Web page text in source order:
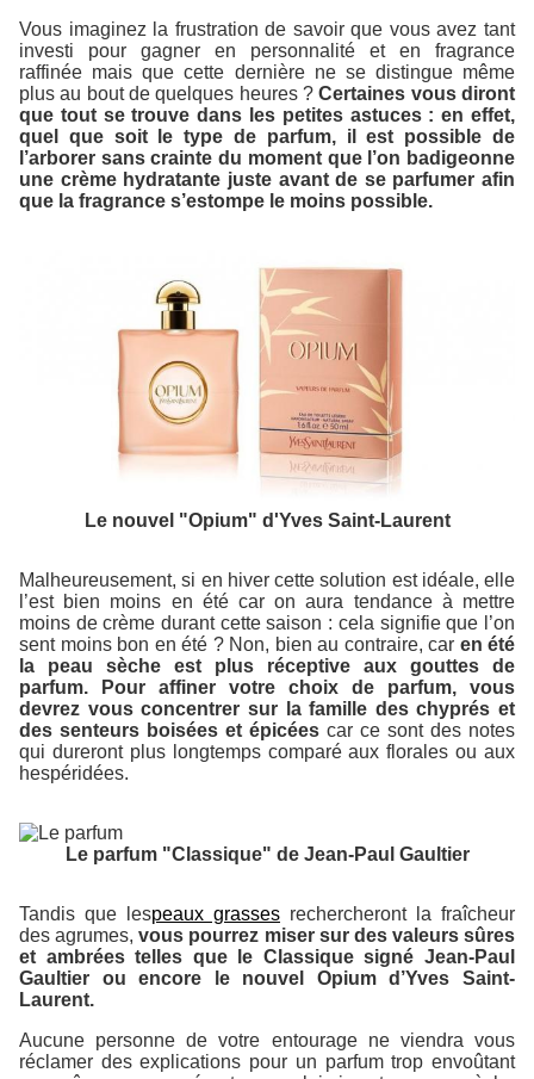
Vous imaginez la frustration de savoir que vous avez tant
investi pour gagner en personnalité et en fragrance
raffinée mais que cette dernière ne se distingue même
plus au bout de quelques heures ?Certaines vous diront
que tout se trouve dans les petites astuces: en effet,
quel que soit le type de parfum, il est possible de
l’arborer sans crainte du moment que l’on badigeonne
une crème hydratante juste avant de se parfumer afin
que la fragrance s’estompe le moins possible.
Le nouvel "Opium" d'Yves Saint-Laurent
Malheureusement, si en hiver cette solution est idéale, elle
l’est bien moins en été car on aura tendance à mettre
moins de crème durant cette saison : cela signifie que l’on
sent moins bon en été ? Non, bien au contraire, car en été
la peau sèche est plus réceptive aux gouttes de
parfum. Pour affiner votre choix de parfum, vous
devrez vous concentrer sur la famille des chyprés et
des senteurs boisées et épicées car ce sont des notes
qui dureront plus longtemps comparé aux florales ou aux
hespéridées.
Le parfum "Classique" de Jean-Paul Gaultier
Tandis que lespeaux grasses rechercheront la fraîcheur
des agrumes,vous pourrez miser sur des valeurs sûres
et ambrées telles que le Classique signé Jean-Paul
Gaultier ou encore le nouvel Opium d’Yves Saint-
Laurent.
Aucune personne de votre entourage ne viendra vous
réclamer des explications pour un parfum trop envoûtant